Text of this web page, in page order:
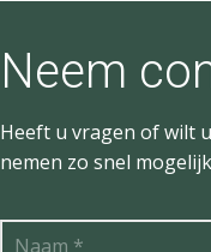
Neem
Heeft u vragen of wilt
nemen zo snel